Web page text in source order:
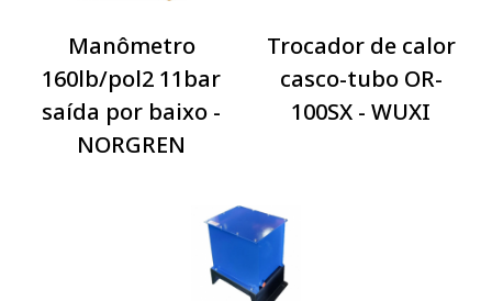
Manômetro
160lb/pol2 11bar
saída por baixo -
NORGREN
Trocador de calor
casco-tubo OR-
100SX - WUXI